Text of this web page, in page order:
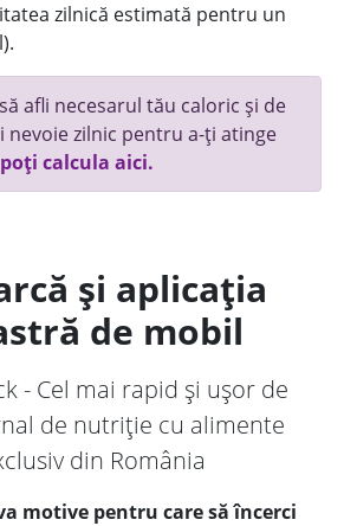
zilnică estimată pentru un
afli necesarul tău caloric și de
nevoie zilnic pentru a-ți atinge
calcula aici.
și aplicația
de mobil
- Cel mai rapid și ușor de
de nutriție cu alimente
din România
motive pentru care să încerci